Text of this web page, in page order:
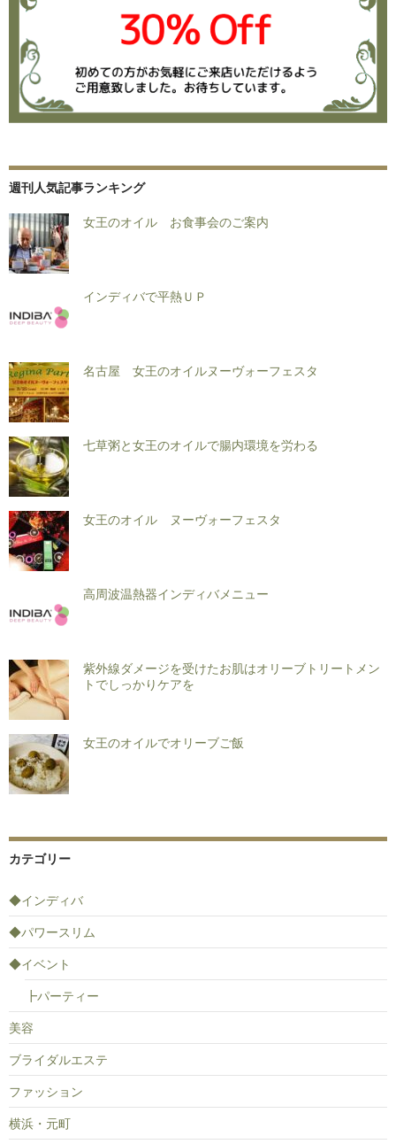
週刊人気記事ランキング
女王のオイル お食事会のご案内
インディバで平熱ＵＰ
名古屋 女王のオイルヌーヴォーフェスタ
七草粥と女王のオイルで腸内環境を労わる
女王のオイル ヌーヴォーフェスタ
高周波温熱器インディバメニュー
紫外線ダメージを受けたお肌はオリーブトリートメン
トでしっかりケアを
女王のオイルでオリーブご飯
カテゴリー
◆インディバ
◆パワースリム
◆イベント
┣パーティー
美容
ブライダルエステ
ファッション
横浜・元町